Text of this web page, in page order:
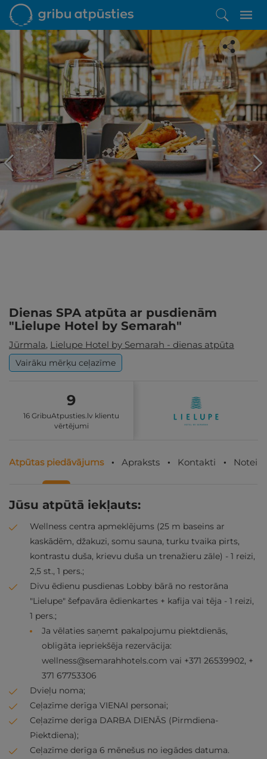
Iepatikās šis piedāvājums?
Līdz brīnišķīgai atpūtai atlikuši tikai daži soļi
PĒRKU
Dienas SPA atpūta ar pusdienām
"Lielupe Hotel by Semarah"
Jūrmala, Lielupe Hotel by Semarah - dienas atpūta
Vairāku mērķu ceļazīme
9
16 GribuAtpusties.lv klientu
vērtējumi
Atpūtas piedāvājums Apraksts Kontakti
Jūsu atpūtā iekļauts:
Wellness centra apmeklējums (25 m baseins ar
kaskādēm, džakuzi, somu sauna, turku tvaika pirts,
kontrastu duša, krievu duša un trenažieru zāle) - 1 reizi,
2,5 st., 1 pers.;
Divu ēdienu pusdienas Lobby bārā no restorāna
"Lielupe" šefpavāra ēdienkartes + kafija vai tēja - 1 reizi,
1 pers.;
Ja vēlaties saņemt pakalpojumu piektdienās,
obligāta iepriekšēja rezervācija:
wellness@semarahhotels.com vai +371 26539902, +
371 67753306
Dvieļu noma;
Ceļazīme derīga VIENAI personai;
Ceļazīme derīga DARBA DIENĀS (Pirmdiena-
Piektdiena);
Ceļazīme derīga 6 mēnešus no iegādes datuma.